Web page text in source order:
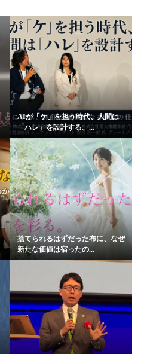
AIが「ケ」を担う時代、人間は
「ハレ」を設計する。...
捨てられるはずだった布に、なぜ
新たな価値は宿ったの...